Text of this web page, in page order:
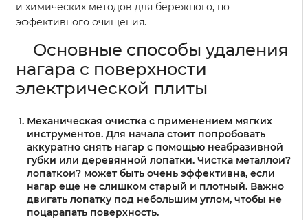
и химических методов для бережного, но
эффективного очищения.
Основные способы удаления
нагара с поверхности
электрической плиты
Механическая очистка с применением мягких
инструментов. Для начала стоит попробовать
аккуратно снять нагар с помощью неабразивной
губки или деревянной лопатки. Чистка металлои?
лопаткои? может быть очень эффективна, если
нагар еще не слишком старый и плотный. Важно
двигать лопатку под небольшим углом, чтобы не
поцарапать поверхность.